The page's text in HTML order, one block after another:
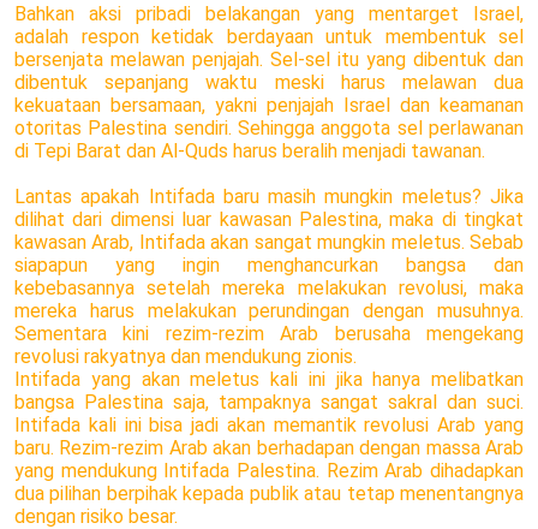
Bahkan aksi pribadi belakangan yang mentarget Israel,
adalah respon ketidak berdayaan untuk membentuk sel
bersenjata melawan penjajah. Sel-sel itu yang dibentuk dan
dibentuk sepanjang waktu meski harus melawan dua
kekuataan bersamaan, yakni penjajah Israel dan keamanan
otoritas Palestina sendiri. Sehingga anggota sel perlawanan
di Tepi Barat dan Al-Quds harus beralih menjadi tawanan.
Lantas apakah Intifada baru masih mungkin meletus? Jika
dilihat dari dimensi luar kawasan Palestina, maka di tingkat
kawasan Arab, Intifada akan sangat mungkin meletus. Sebab
siapapun yang ingin menghancurkan bangsa dan
kebebasannya setelah mereka melakukan revolusi, maka
mereka harus melakukan perundingan dengan musuhnya.
Sementara kini rezim-rezim Arab berusaha mengekang
revolusi rakyatnya dan mendukung zionis.
Intifada yang akan meletus kali ini jika hanya melibatkan
bangsa Palestina saja, tampaknya sangat sakral dan suci.
Intifada kali ini bisa jadi akan memantik revolusi Arab yang
baru. Rezim-rezim Arab akan berhadapan dengan massa Arab
yang mendukung Intifada Palestina. Rezim Arab dihadapkan
dua pilihan berpihak kepada publik atau tetap menentangnya
dengan risiko besar.